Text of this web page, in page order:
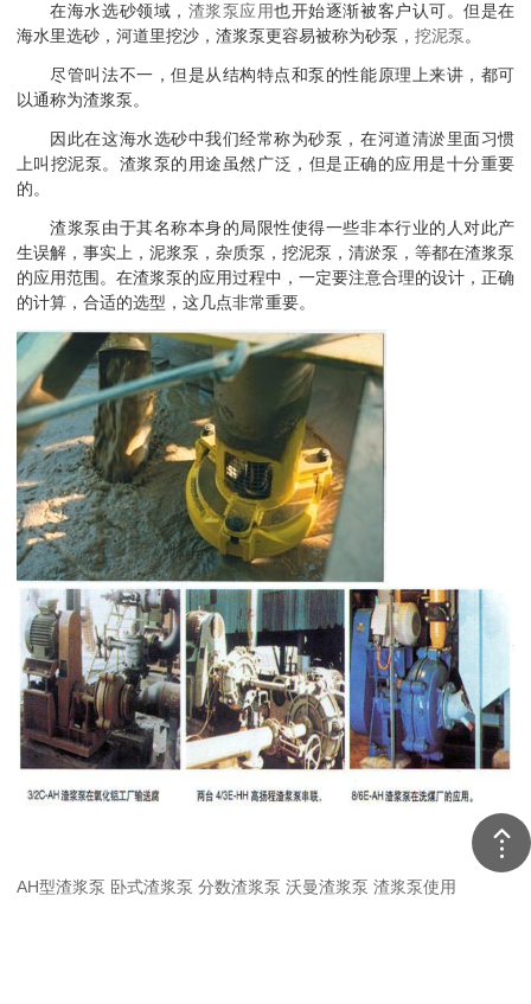
在海水选砂领域， 渣浆泵应用也开始逐渐被客户认可。但是在
海水里选砂，河道里挖沙，渣浆泵更容易被称为砂泵， 挖泥泵。
尽管叫法不一，但是从结构特点和泵的性能原理上来讲，都可
以通称为渣浆泵。
因此在这海水选砂中我们经常称为砂泵，在河道清淤里面习惯
上叫挖泥泵。渣浆泵的用途虽然广泛，但是正确的应用是十分重要
的。
渣浆泵由于其名称本身的局限性使得一些非本行业的人对此产
生误解，事实上，泥浆泵，杂质泵，挖泥泵，清淤泵，等都在渣浆泵
的应用范围。在渣浆泵的应用过程中，一定要注意合理的设计，正确
的计算，合适的选型，这几点非常重要。
AH型渣浆泵 卧式渣浆泵 分数渣浆泵 沃曼渣浆泵 渣浆泵使用